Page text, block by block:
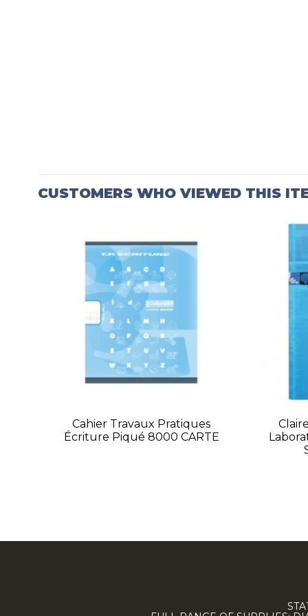
CUSTOMERS WHO VIEWED THIS
Cahier Travaux Pratiques
Écriture Piqué 8000 CARTE